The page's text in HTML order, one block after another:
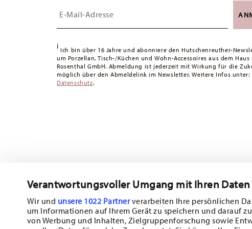
Verantwortungsvoller Umgang mit Ihren Daten
Wir und unsere 1022 Partnerverarbeiten Ihre persönlichen
um Informationen auf Ihrem Gerät zu speichern und darauf
von Werbung und Inhalten, Zielgruppenforschung sowie
Schweiz:Lieferungen in die Schweiz sind ab 49,90 CHF
Lieferzeit innerhalb Deutschlands:3-5 Werktage für vorrätige
andere Länderhier einsehen.
Retouren:Für Retouren nutzen Sie bitte unseren
i Ich bin über 16 Jahre und abonniere den Hutschenreuther-
um Porzellan, Tisch-/Küchen und Wohn-Accessoires aus dem Haus
Rosenthal GmbH. Abmeldung ist jederzeit mit Wirkung für die
möglich über den Abmeldelink im Newsletter. Weitere Infos unter:
Datenschutz.